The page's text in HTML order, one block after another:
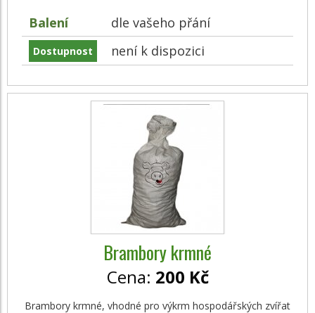
Balení dle vašeho přání
Dostupnost není k dispozici
Brambory krmné
Cena: 200 Kč
Brambory krmné, vhodné pro výkrm hospodářských zvířat